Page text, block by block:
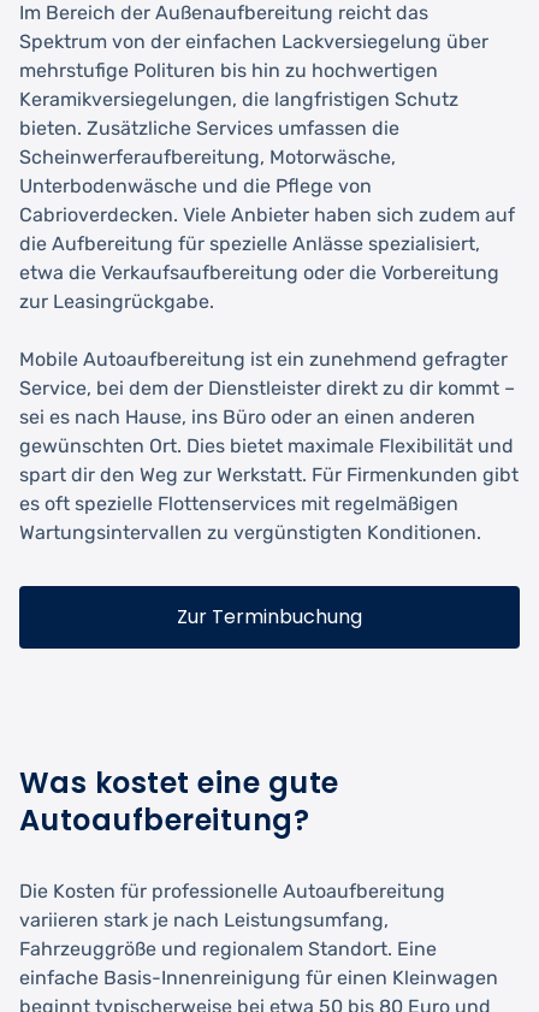
Im Bereich der Außenaufbereitung reicht das
Spektrum von der einfachen Lackversiegelung über
mehrstufige Polituren bis hin zu hochwertigen
Keramikversiegelungen, die langfristigen Schutz
bieten. Zusätzliche Services umfassen die
Scheinwerferaufbereitung, Motorwäsche,
Unterbodenwäsche und die Pflege von
Cabrioverdecken. Viele Anbieter haben sich zudem auf
die Aufbereitung für spezielle Anlässe spezialisiert,
etwa die Verkaufsaufbereitung oder die Vorbereitung
zur Leasingrückgabe.
Mobile Autoaufbereitung ist ein zunehmend gefragter
Service, bei dem der Dienstleister direkt zu dir kommt –
sei es nach Hause, ins Büro oder an einen anderen
gewünschten Ort. Dies bietet maximale Flexibilität und
spart dir den Weg zur Werkstatt. Für Firmenkunden gibt
es oft spezielle Flottenservices mit regelmäßigen
Wartungsintervallen zu vergünstigten Konditionen.
Zur Terminbuchung
Was kostet eine gute
Autoaufbereitung?
Die Kosten für professionelle Autoaufbereitung
variieren stark je nach Leistungsumfang,
Fahrzeuggröße und regionalem Standort. Eine
einfache Basis-Innenreinigung für einen Kleinwagen
beginnt typischerweise bei etwa 50 bis 80 Euro und